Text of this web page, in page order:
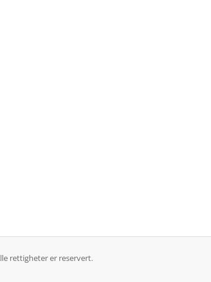
rettigheter er reservert.